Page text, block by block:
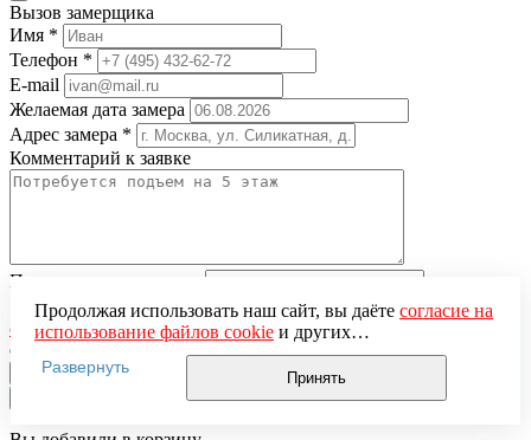
Вызов замерщика
Имя *
Телефон *
E-mail
Желаемая дата замера
Адрес замера *
Комментарий к заявке
Понравившаяся модель
Нажимая кнопку «Отправить», вы даётесогласие на
обработку персональных данныхи подтверждаете
ознакомление с
Продолжая использовать наш сайт, вы даёте согласие на
использование файлов cookieи других
пользовательских данных (включая IP-адрес, сведения о
местоположении, устройстве, действиях на сайте и т. п.)
для функционирования сайта, проведения
Развернуть
Принять